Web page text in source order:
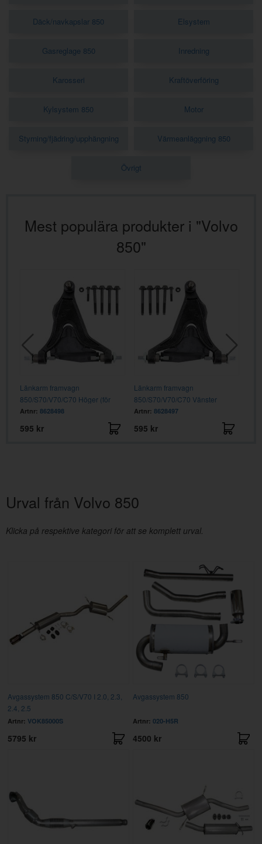
Däck/navkapslar 850 Elsystem
Gasreglage 850 Inredning
Karosseri Kraftöverföring
Kylsystem 850 Motor
Styrning/fjädring/upphängning Värmeanläggning 850
Övrigt
Mest populära produkter i "Volvo
850"
Länkarm framvagn
850/S70/V70/C70 Höger (för
turbo/dieselbil)
Artnr: 8628498
595 kr
Länkarm framvagn
850/S70/V70/C70 Vänster
Artnr: 8628497
595 kr
Urval från Volvo 850
Klicka på respektive kategori för att se komplett urval.
Avgassystem 850 C/S/V70 I 2.0, 2.3,
2.4, 2.5
Artnr: VOK85000S
5795 kr
Avgassystem 850
Artnr: 020-H5R
4500 kr